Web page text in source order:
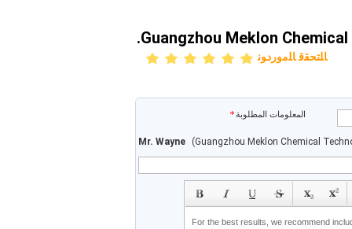
Guangzhou Meklon
ﺎﻠﺘﺤﻘﻗ ﺎﻠﻣﻭﺭﺩﻮﻧ
المعلومات المطلوبة
Mr. Wayne (Guangzhou Meklon Chemical